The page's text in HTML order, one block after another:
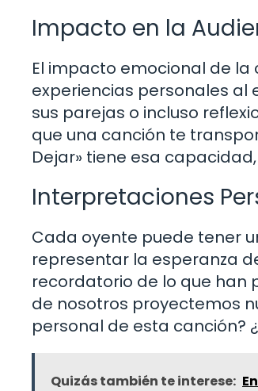
Impacto en la
El impacto emocional de
experiencias personales al
sus parejas o incluso
que una canción te
Dejar» tiene esa
Interpretaciones
Cada oyente puede tener
representar la esperanza
recordatorio de lo que han
de nosotros proyectemos
personal de esta canción?
Quizás también te interese: